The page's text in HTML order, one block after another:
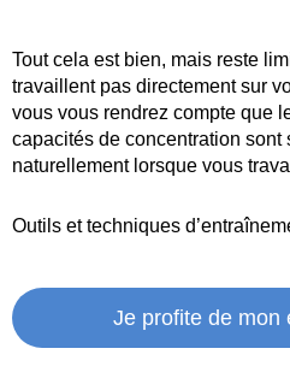
Tout cela est bien, mais reste
travaillent pas directement sur
vous vous rendrez compte que
capacités de concentration
naturellement lorsque vous
Outils et techniques
Je profite de mon